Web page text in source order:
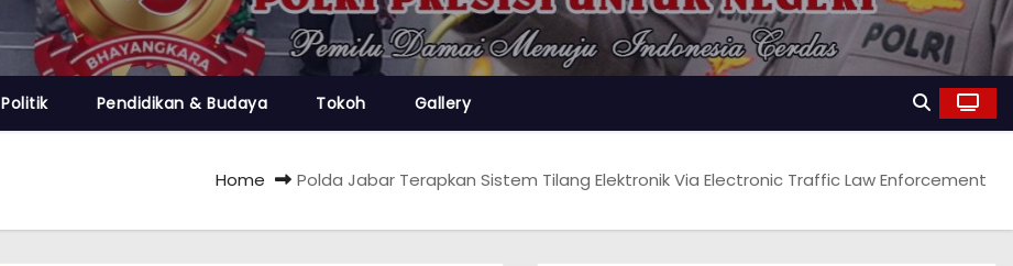
Politik Pendidikan & Budaya Tokoh Gallery
Home Polda Jabar Terapkan Sistem Tilang Elektronik Via Electronic Traffic Law Enforcement